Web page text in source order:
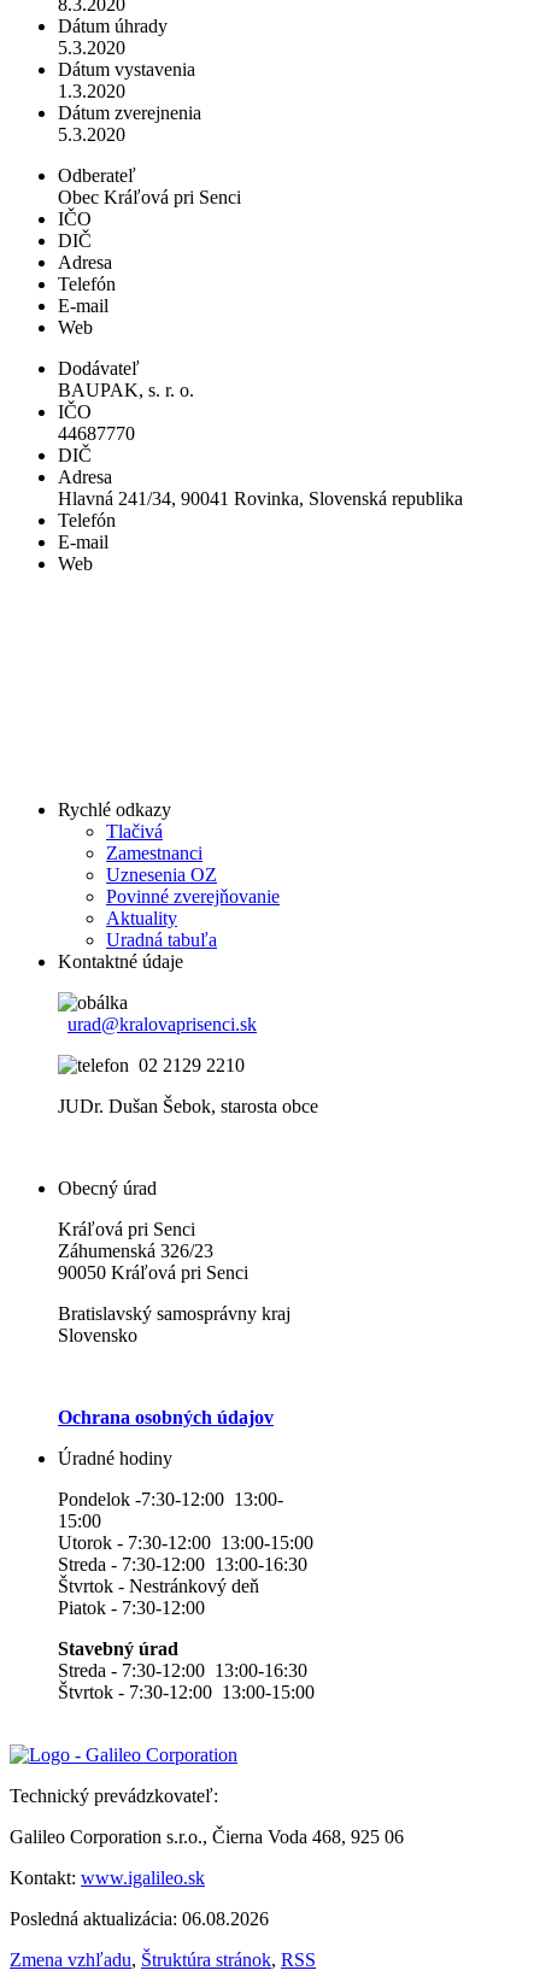
8.3.2020
Dátum úhrady
5.3.2020
Dátum vystavenia
1.3.2020
Dátum zverejnenia
5.3.2020
Odberateľ
Obec Kráľová pri Senci
IČO
DIČ
Adresa
Telefón
E-mail
Web
Dodávateľ
BAUPAK, s. r. o.
IČO
44687770
DIČ
Adresa
Hlavná 241/34, 90041 Rovinka, Slovenská republika
Telefón
E-mail
Web
Rychlé odkazy
Tlačivá
Zamestnanci
Uznesenia OZ
Povinné zverejňovanie
Aktuality
Uradná tabuľa
Kontaktné údaje
urad@kralovaprisenci.sk
02 2129 2210
JUDr. Dušan Šebok, starosta obce
Obecný úrad
Kráľová pri Senci
Záhumenská 326/23
90050 Kráľová pri Senci
Bratislavský samosprávny kraj
Slovensko
Ochrana osobných údajov
Úradné hodiny
Pondelok -7:30-12:00 13:00-
15:00
Utorok - 7:30-12:00 13:00-15:00
Streda - 7:30-12:00 13:00-16:30
Štvrtok - Nestránkový deň
Piatok - 7:30-12:00
Stavebný úrad
Streda - 7:30-12:00 13:00-16:30
Štvrtok - 7:30-12:00 13:00-15:00
Technický prevádzkovateľ:
Galileo Corporation s.r.o., Čierna Voda 468, 925 06
Kontakt: www.igalileo.sk
Posledná aktualizácia: 06.08.2026
Zmena vzhľadu, Štruktúra stránok, RSS